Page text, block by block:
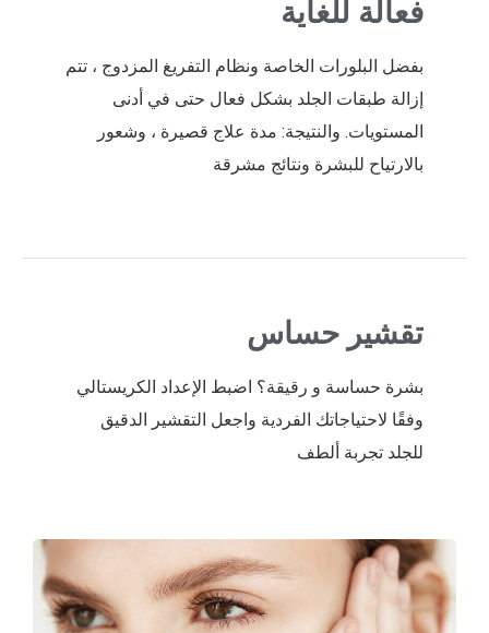
فعالة للغاية
بفضل البلورات الخاصة ونظام التفريغ المزدوج ، تتم
إزالة طبقات الجلد بشكل فعال حتى في أدنى
المستويات. والنتيجة: مدة علاج قصيرة ، وشعور
بالارتياح للبشرة ونتائج مشرقة
تقشير حساس
بشرة حساسة و رقيقة؟ اضبط الإعداد الكريستالي
وفقًا لاحتياجاتك الفردية واجعل التقشير الدقيق
للجلد تجربة ألطف